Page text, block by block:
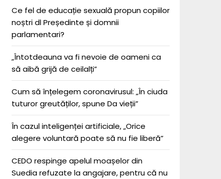
Ce fel de educație sexuală propun copiilor
noștri dl Președinte și domnii
parlamentari?
„Întotdeauna va fi nevoie de oameni ca
să aibă grijă de ceilalți”
Cum să înțelegem coronavirusul: „În ciuda
tuturor greutăților, spune Da vieții”
În cazul inteligenței artificiale, „Orice
alegere voluntară poate să nu fie liberă”
CEDO respinge apelul moașelor din
Suedia refuzate la angajare, pentru că nu